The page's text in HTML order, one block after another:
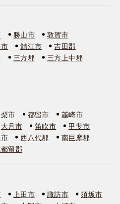
勝山市
敦賀市
鯖江市
吉田郡
三方郡
三方上中郡
市 都留市
韮崎市
大月市 笛吹市
甲斐市
西八代郡
南巨摩郡
留郡
上田市 諏訪市
須坂市